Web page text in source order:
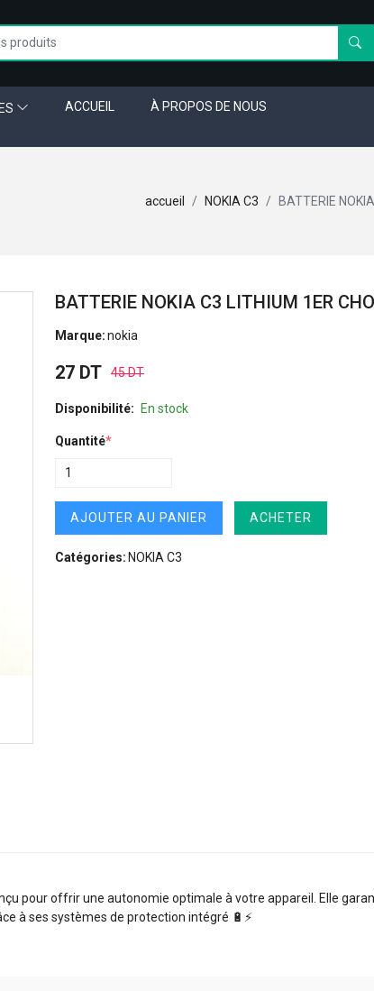
ACCUEIL À PROPOS DE NOUS
accueil NOKIA C3 BATTERIE
BATTERIE NOKIA C3 LITHIUM 1ER
Marque:nokia
27 DT 45 DT
Disponibilité: En stock
Quantité*
AJOUTER AU PANIER ACHETER
Catégories: NOKIA C3
pour offrir une autonomie optimale à votre appareil. Elle
à ses systèmes de protection intégré 🔋⚡️